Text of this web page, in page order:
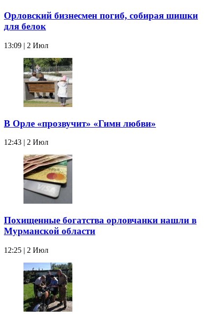
Орловский бизнесмен погиб, собирая шишки
для белок
13:09 | 2 Июл
В Орле «прозвучит» «Гимн любви»
12:43 | 2 Июл
Похищенные богатства орловчанки нашли в
Мурманской области
12:25 | 2 Июл